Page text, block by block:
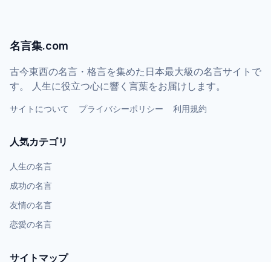
名言集.com
古今東西の名言・格言を集めた日本最大級の名言サイトで
す。 人生に役立つ心に響く言葉をお届けします。
サイトについて プライバシーポリシー 利用規約
人気カテゴリ
人生の名言
成功の名言
友情の名言
恋愛の名言
サイトマップ